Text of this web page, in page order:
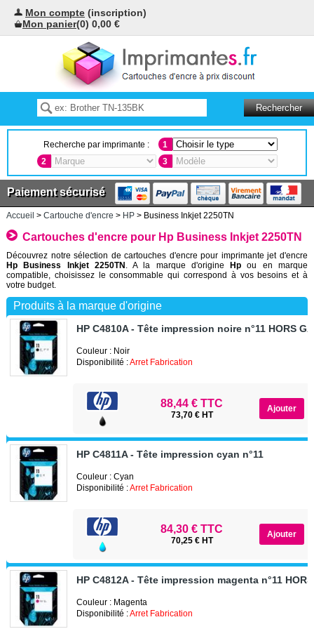
Mon compte (inscription)
Mon panier(0) 0,00 €
Recherche par imprimante :
1
2
3
Paiement sécurisé
Accueil > Cartouche d'encre > HP> Business Inkjet 2250TN
Cartouches d'encre pour Hp Business Inkjet 2250TN
Découvrez notre sélection de cartouches d'encre pour imprimante jet d'encre
Hp Business Inkjet 2250TN . A la marque d'origineHp ou en marque
compatible, choisissez le consommable qui correspond à vos besoins et à
votre budget.
Produits à la marque d'origine
HP C4810A - Tête impression noire n°11 HORS
Couleur : Noir
Disponibilité :Arret Fabrication
88,44 € TTC
73,70 € HT
HP C4811A - Tête impression cyan n°11
Couleur : Cyan
Disponibilité :Arret Fabrication
84,30 € TTC
70,25 € HT
HP C4812A - Tête impression magenta n°11
Couleur : Magenta
Disponibilité :Arret Fabrication